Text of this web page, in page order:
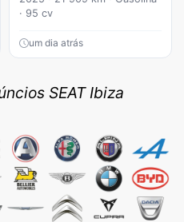
· 95 cv
um dia atrás
SEAT Ibiza